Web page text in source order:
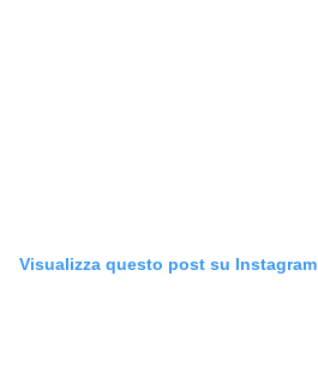
Visualizza questo post su Instagram